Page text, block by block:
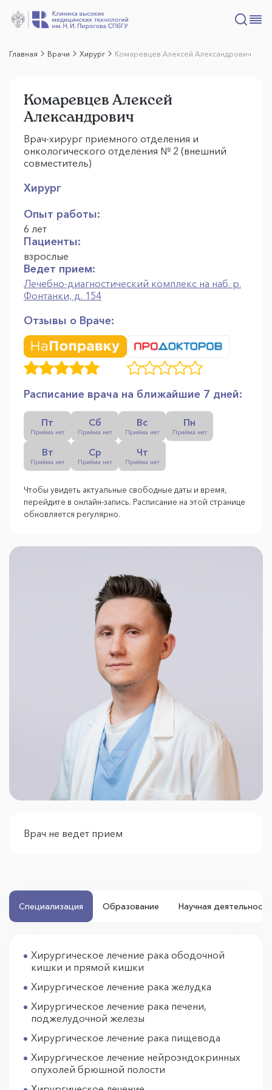
Главная Врачи Хирург Комаревцев Алексей Александрович
Комаревцев Алексей
Александрович
Врач-хирург приемного отделения и
онкологического отделения № 2 (внешний
совместитель)
Хирург
Опыт работы:
6 лет
Пациенты:
взрослые
Ведет прием:
Лечебно-диагностический комплекс на наб. р.
Фонтанки, д. 154
Отзывы о Враче:
Расписание врача на ближайшие 7 дней:
Пт
Приёма нет
Сб
Приёма нет
Вс
Приёма нет
Пн
Приёма нет
Вт
Приёма нет
Ср
Приёма нет
Чт
Приёма нет
Чтобы увидеть актуальные свободные даты и время,
перейдите в онлайн-запись. Расписание на этой странице
обновляется регулярно.
Врач не ведет прием
Специализация Образование Научная деятельность
Хирургическое лечение рака ободочной
кишки и прямой кишки
Хирургическое лечение рака желудка
Хирургическое лечение рака печени,
поджелудочной железы
Хирургическое лечение рака пищевода
Хирургическое лечение нейроэндокринных
опухолей брюшной полости